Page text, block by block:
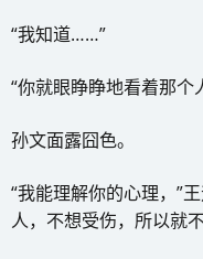
“我知道……”
“你就眼睁睁地看着那个
孙文面露囧色。
“我能理解你的心理，”
人，不想受伤，所以就